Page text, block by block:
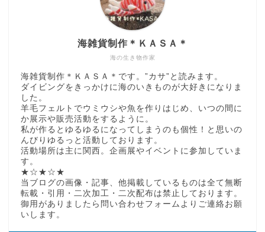
海の生き物作家
海雑貨制作＊ＫＡＳＡ＊
海雑貨制作＊ＫＡＳＡ＊です。”カサ”と読みます。
ダイビングをきっかけに海のいきものが大好きになりま
した。
羊毛フェルトでウミウシや魚を作りはじめ、いつの間に
か展示や販売活動をするように。
私が作るとゆるゆるになってしまうのも個性！と思いの
んびりゆるっと活動しております。
活動場所は主に関西。企画展やイベントに参加していま
す。
★☆★☆★
当ブログの画像・記事、他掲載しているものは全て無断
転載・引用・二次加工・二次配布は禁止しております。
御用がありましたら問い合わせフォームよりご連絡お願
いします。